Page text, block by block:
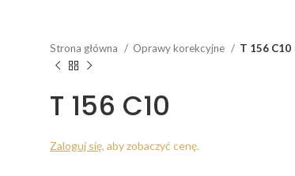
Strona główna Oprawy korekcyjne T 156 C10
T 156 C10
Zaloguj się, aby zobaczyć cenę.